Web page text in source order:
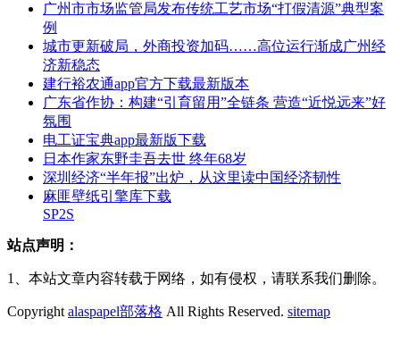
广州市市场监管局发布传统工艺市场“打假清源”典型案
例
城市更新破局，外商投资加码……高位运行渐成广州经
济新稳态
建行裕农通app官方下载最新版本
广东省作协：构建“引育留用”全链条 营造“近悦远来”好
氛围
电工证宝典app最新版下载
日本作家东野圭吾去世 终年68岁
深圳经济“半年报”出炉，从这里读中国经济韧性
麻匪壁纸引擎库下载
SP2S
站点声明：
1、本站文章内容转载于网络，如有侵权，请联系我们删除。
Copyright alaspapel部落格 All Rights Reserved. sitemap